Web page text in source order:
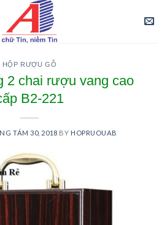
HỘP RƯỢU GỖ
2 chai rượu vang cao
B2-221
TÁM 30, 2018 BY HOPRUOUAB